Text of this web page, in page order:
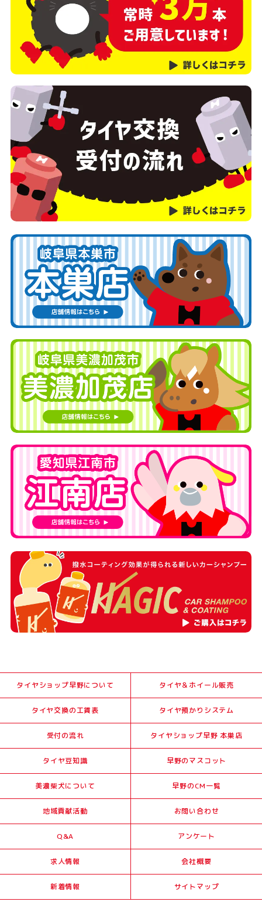
タイヤショップ早野について タイヤ＆ホイール販売
タイヤ交換の工賃表 タイヤ預かりシステム
受付の流れ タイヤショップ早野 本巣店
タイヤ豆知識 早野のマスコット
美濃柴犬について 早野のCM一覧
地域貢献活動 お問い合わせ
Q&A アンケート
求人情報 会社概要
新着情報 サイトマップ